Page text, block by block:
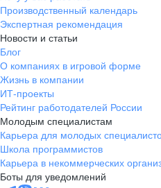
Производственный календарь
Экспертная рекомендация
Новости и статьи
Блог
О компаниях в игровой форме
Жизнь в компании
ИТ-проекты
Рейтинг работодателей России
Молодым специалистам
Карьера для молодых
Школа программистов
Карьера в некоммерческих
Боты для уведомлений